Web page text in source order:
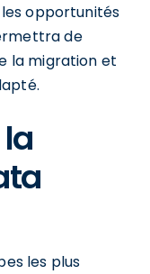
opportunités
de
la migration et
les plus